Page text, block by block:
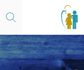
Ga
direct
naar
de
hoofdinhoud